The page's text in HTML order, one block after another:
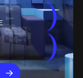
)
)